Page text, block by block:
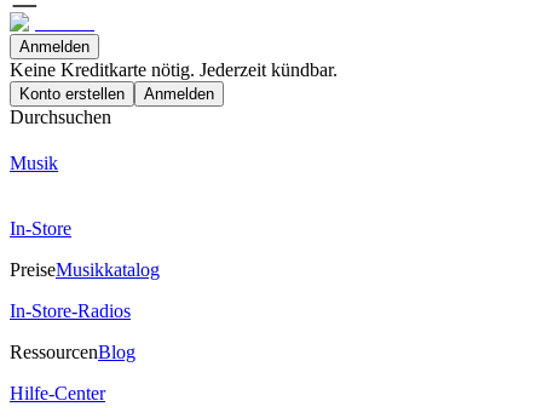
Anmelden
Keine Kreditkarte nötig. Jederzeit kündbar.
Konto erstellen Anmelden
Durchsuchen
Musik
In-Store
PreiseMusikkatalog
In-Store-Radios
RessourcenBlog
Hilfe-Center